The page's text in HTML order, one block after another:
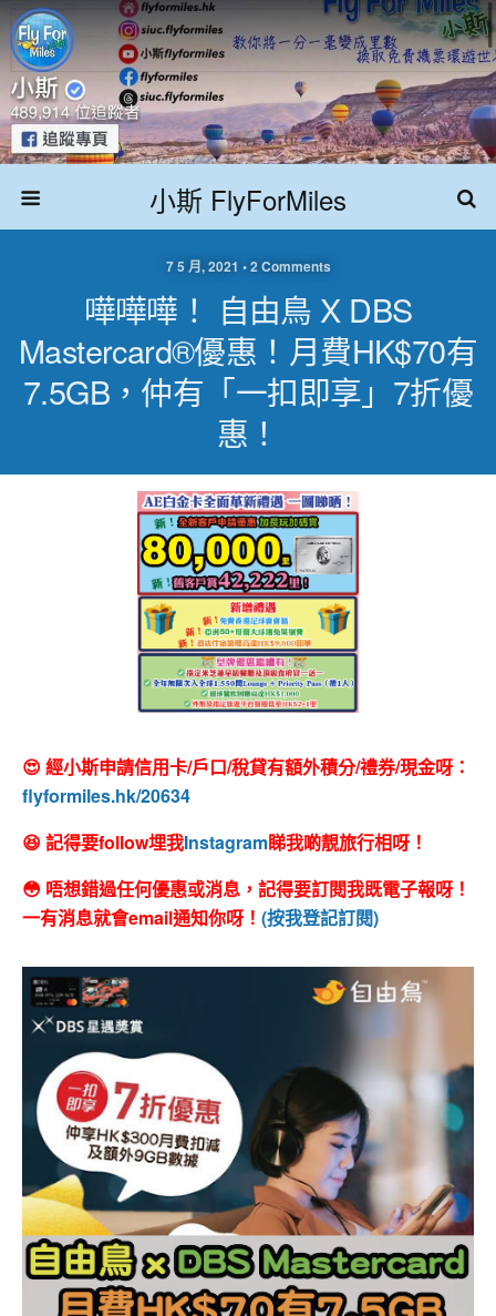
小斯 FlyForMiles
7 5 月, 2021 • 2 Comments
嘩嘩嘩！ 自由鳥 X DBS
Mastercard®優惠！月費HK$70有
7.5GB，仲有「一扣即享」7折優
惠！
😍 經小斯申請信用卡/戶口/稅貸有額外積分/禮券/現金呀：
flyformiles.hk/20634
😆 記得要follow埋我Instagram睇我啲靚旅行相呀！
😳 唔想錯過任何優惠或消息，記得要訂閱我既電子報呀！
一有消息就會email通知你呀！ (按我登記訂閱)